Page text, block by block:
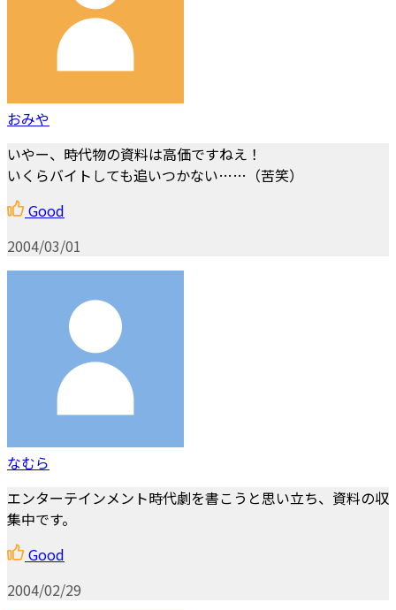
おみや
いやー、時代物の資料は高価ですねえ！
いくらバイトしても追いつかない……（苦笑）
Good
2004/03/01
なむら
エンターテインメント時代劇を書こうと思い立ち、資料の収
集中です。
Good
2004/02/29